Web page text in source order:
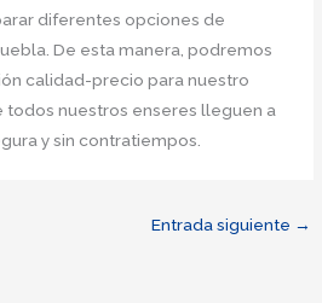
diferentes opciones de
De esta manera, podremos
calidad-precio para nuestro
todos nuestros enseres lleguen a
y sin contratiempos.
Entrada siguiente →